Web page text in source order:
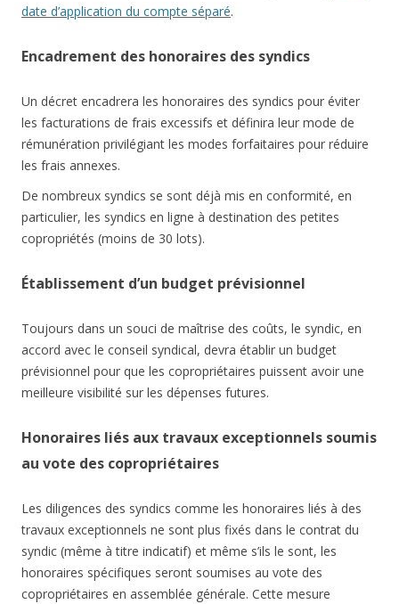
date d’application du compte séparé.
Encadrement des honoraires des syndics
Un décret encadrera les honoraires des syndics pour éviter
les facturations de frais excessifs et définira leur mode de
rémunération privilégiant les modes forfaitaires pour réduire
les frais annexes.
De nombreux syndics se sont déjà mis en conformité, en
particulier, les syndics en ligne à destination des petites
copropriétés (moins de 30 lots).
Établissement d’un budget prévisionnel
Toujours dans un souci de maîtrise des coûts, le syndic, en
accord avec le conseil syndical, devra établir un budget
prévisionnel pour que les copropriétaires puissent avoir une
meilleure visibilité sur les dépenses futures.
Honoraires liés aux travaux exceptionnels soumis
au vote des copropriétaires
Les diligences des syndics comme les honoraires liés à des
travaux exceptionnels ne sont plus fixés dans le contrat du
syndic (même à titre indicatif) et même s’ils le sont, les
honoraires spécifiques seront soumises au vote des
copropriétaires en assemblée générale. Cette mesure